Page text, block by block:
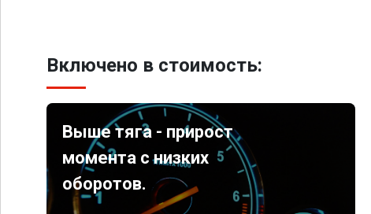
Включено в стоимость:
Выше тяга - прирост
момента с низких
оборотов.